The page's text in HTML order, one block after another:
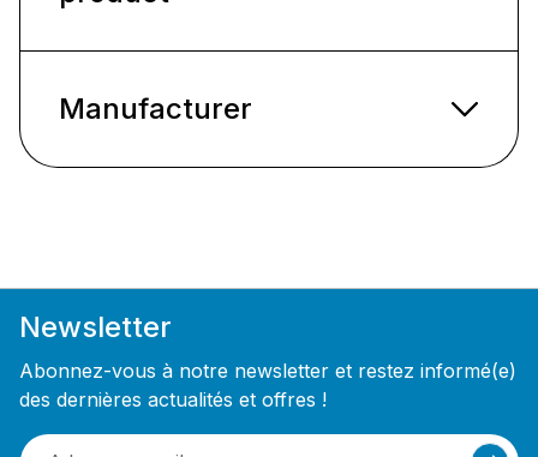
Manufacturer
Newsletter
Abonnez-vous à notre newsletter et restez informé(e)
des dernières actualités et offres !